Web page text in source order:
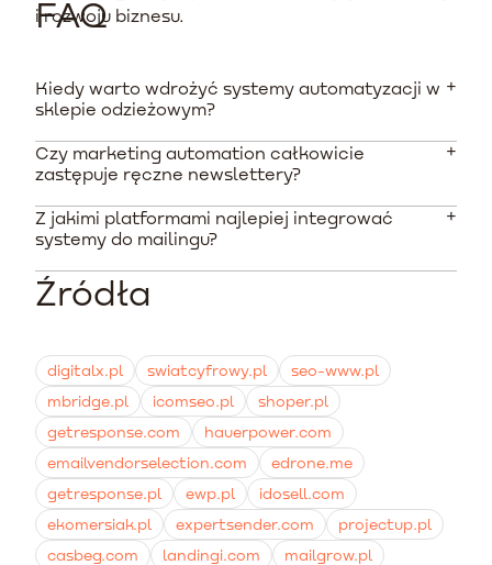
i rozwoju biznesu.
FAQ
Kiedy warto wdrożyć systemy automatyzacji w
sklepie odzieżowym?
Najlepiej rozpocząć wdrożenie, gdy masz już
ruch na stronie. Nawet przy małej bazie kontaktów,
automatyzacja pomaga odzyskiwać porzucone koszyki
Czy marketing automation całkowicie
zastępuje ręczne newslettery?
Nie. Zautomatyzowane scenariusze obsługują
natomiast standardowe, jednorazowe kampanie wciąż
służą do informowania o startach nowej kolekcji czy
Z jakimi platformami najlepiej integrować
systemy do mailingu?
Wybierając platformę e-commerce taką jak Shopify,
GetResponse, edrone czy SALESmanago, często przy
pomocy kilku kliknięć bez udziału programisty.
Źródła
digitalx.pl swiatcyfrowy.pl
seo-www.pl
mbridge.pl
icomseo.pl
shoper.pl
getresponse.com
hauerpower.com
emailvendorselection.com
edrone.me
getresponse.pl
ewp.pl
idosell.com
ekomersiak.pl
expertsender.com
projectup.pl
casbeg.com
landingi.com mailgrow.pl